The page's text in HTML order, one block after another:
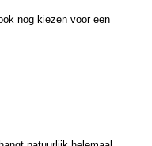
nog kiezen voor een